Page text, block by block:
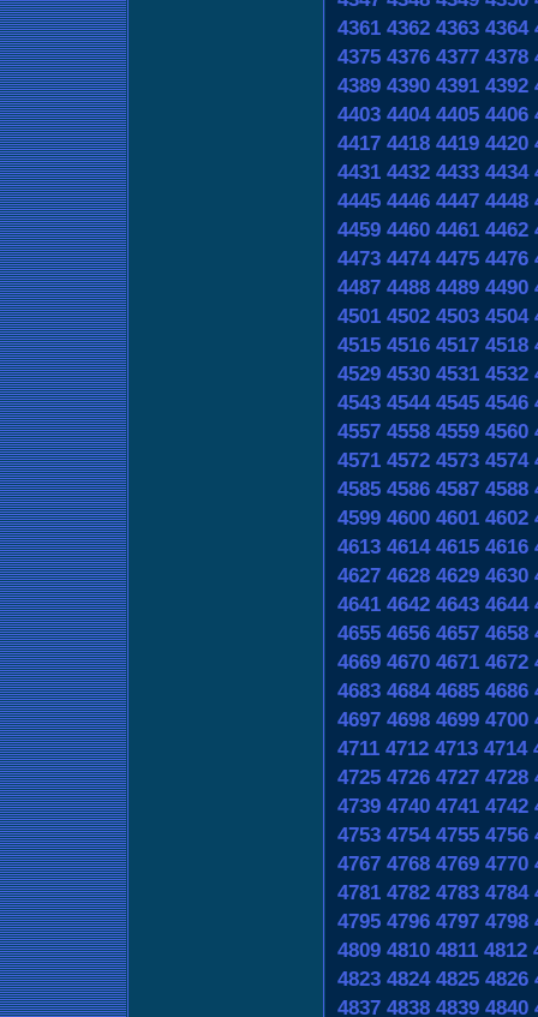
4361 4362 4363 4364
4375 4376 4377 4378
4389 4390 4391 4392
4403 4404 4405 4406
4417 4418 4419 4420
4431 4432 4433 4434
4445 4446 4447 4448
4459 4460 4461 4462
4473 4474 4475 4476
4487 4488 4489 4490
4501 4502 4503 4504
4515 4516 4517 4518
4529 4530 4531 4532
4543 4544 4545 4546
4557 4558 4559 4560
4571 4572 4573 4574
4585 4586 4587 4588
4599 4600 4601 4602
4613 4614 4615 4616
4627 4628 4629 4630
4641 4642 4643 4644
4655 4656 4657 4658
4669 4670 4671 4672
4683 4684 4685 4686
4697 4698 4699 4700
4711 4712 4713 4714
4725 4726 4727 4728
4739 4740 4741 4742
4753 4754 4755 4756
4767 4768 4769 4770
4781 4782 4783 4784
4795 4796 4797 4798
4809 4810 4811 4812
4823 4824 4825 4826
4837 4838 4839 4840